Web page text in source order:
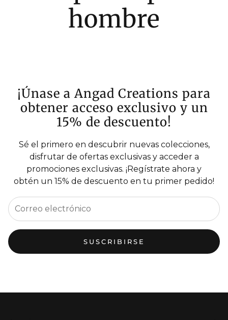
hombre
¡Únase a Angad Creations para
obtener acceso exclusivo y un
15% de descuento!
Sé el primero en descubrir nuevas colecciones,
disfrutar de ofertas exclusivas y acceder a
promociones exclusivas. ¡Regístrate ahora y
obtén un 15% de descuento en tu primer pedido!
SUSCRIBIRSE